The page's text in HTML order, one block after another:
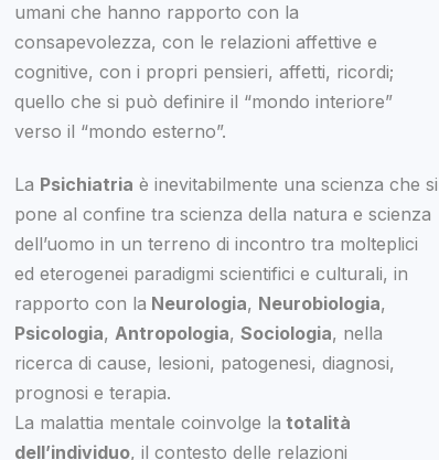
umani che hanno rapporto con la
consapevolezza, con le relazioni affettive e
cognitive, con i propri pensieri, affetti, ricordi;
quello che si può definire il “mondo interiore”
verso il “mondo esterno”.
La Psichiatria è inevitabilmente una scienza che si
pone al confine tra scienza della natura e scienza
dell’uomo in un terreno di incontro tra molteplici
ed eterogenei paradigmi scientifici e culturali, in
rapporto con la Neurologia, Neurobiologia,
Psicologia, Antropologia, Sociologia, nella
ricerca di cause, lesioni, patogenesi, diagnosi,
prognosi e terapia.
La malattia mentale coinvolge la totalità
dell’individuo, il contesto delle relazioni